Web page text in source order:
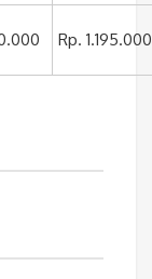
Rp. 1.195.000